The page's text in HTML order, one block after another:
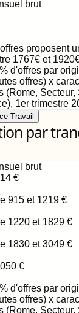
brut
proposent
1767€ et 1920
d'offres par
offres) x
(Rome, Secteur,
, 1er trimestre
Travail
par
brut
€
915 et 1219 €
1220 et 1829 €
1830 et 3049 €
€
d'offres par
offres) x
(Rome, Secteur,